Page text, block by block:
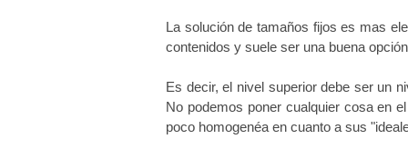
La solución de tamaños fijos es mas
contenidos y suele ser una buena
Es decir, el nivel superior debe ser un
No podemos poner cualquier cosa en
poco homogenéa en cuanto a sus